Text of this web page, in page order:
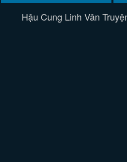
Hậu Cung Linh Vân